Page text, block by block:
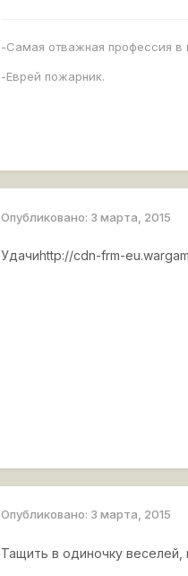
-Самая отважная профессия в
-Еврей пожарник.
Опубликовано: 3 марта, 2015
Удачиhttp://cdn-frm-
Опубликовано: 3 марта, 2015
Тащить в одиночку